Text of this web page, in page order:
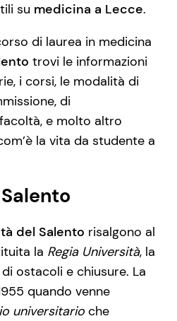
su medicina a Lecce.
di laurea in medicina
trovi le informazioni
i corsi, le modalità di
di
e molto altro
la vita da studente a
del Salento risalgono al
la Regia Università, la
ostacoli e chiusure. La
quando venne
universitario che